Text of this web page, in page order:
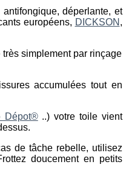
déperlante, et
européens, DICKSON ,
simplement par rinçage
accumulées tout en
Dépot®..) votre toile vient
de tâche rebelle, utilisez
doucement en petits